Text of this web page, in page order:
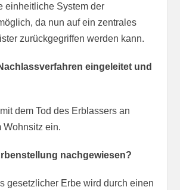
einheitliche System der
da nun auf ein zentrales
zurückgegriffen werden kann.
eingeleitet und
dem Tod des Erblassers an
Wohnsitz ein.
nachgewiesen?
gesetzlicher Erbe wird durch einen